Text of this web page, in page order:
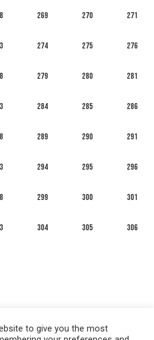
269 270 271
274 275 276
279 280 281
284 285 286
289 290 291
294 295 296
299 300 301
304 305 306
to give you the most